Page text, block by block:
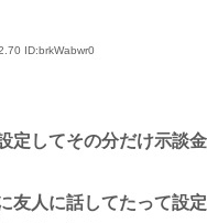
ID:brkWabwr0
定してその分だけ示談
友人に話してたって設